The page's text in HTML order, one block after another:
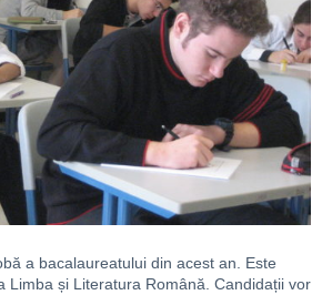
a bacalaureatului din acest an. Este
Limba și Literatura Română. Candidații vor